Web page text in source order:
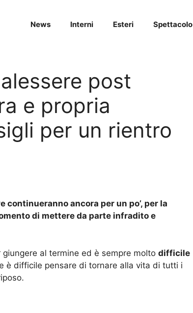
News Interni Esteri Spettacolo
post
e propria
per un rientro
ancora per un po’, per la
di mettere da parte infradito e
al termine ed è sempre molto difficile
è difficile pensare di tornare alla vita di tutti i